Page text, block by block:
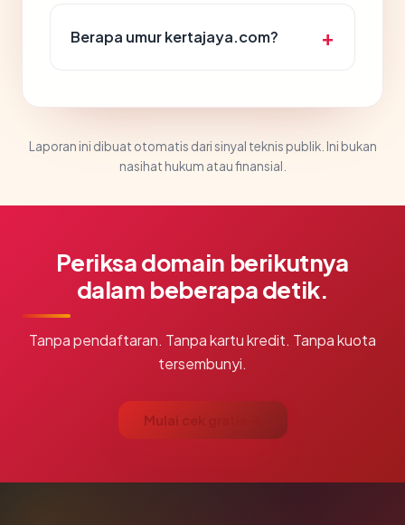
Berapa umur kertajaya.com?
Laporan ini dibuat otomatis dari sinyal teknis publik. Ini bukan
nasihat hukum atau finansial.
Periksa domain berikutnya
dalam beberapa detik.
Tanpa pendaftaran. Tanpa kartu kredit. Tanpa kuota
tersembunyi.
Mulai cek gratis →